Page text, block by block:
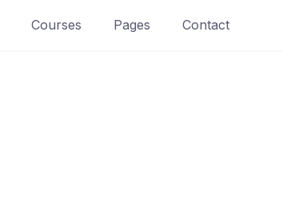
Courses Pages Contact